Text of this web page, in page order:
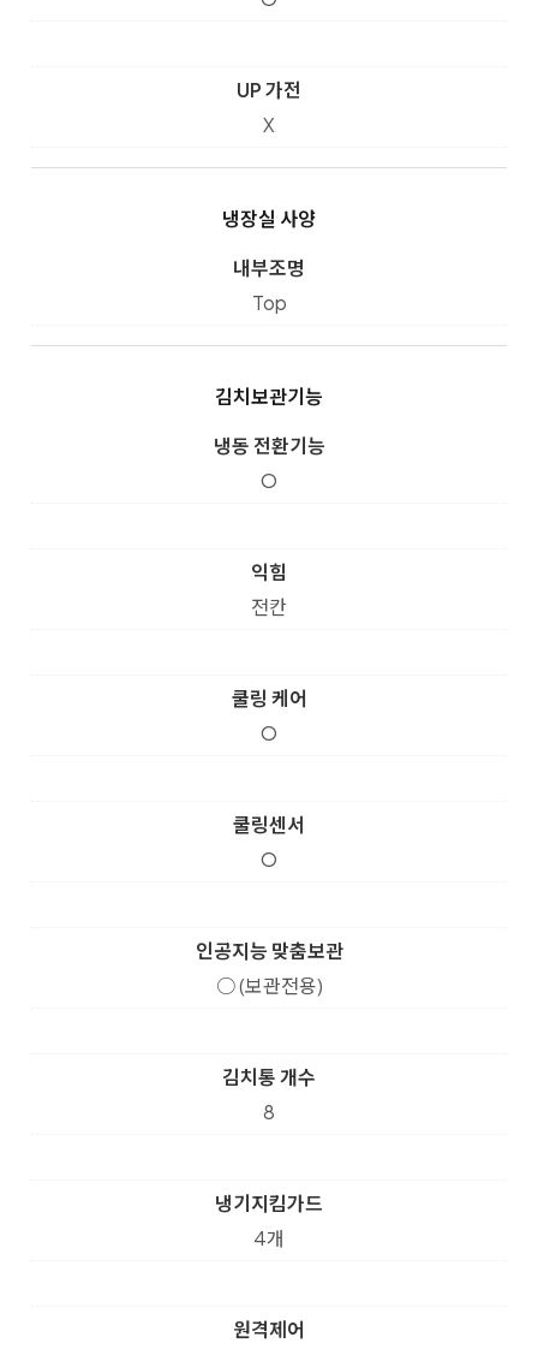
UP 가전
X
냉장실 사양
내부조명
Top
김치보관기능
냉동 전환기능
O
익힘
전칸
쿨링 케어
O
쿨링센서
O
인공지능 맞춤보관
○ (보관전용)
김치통 개수
8
냉기지킴가드
4개
원격제어